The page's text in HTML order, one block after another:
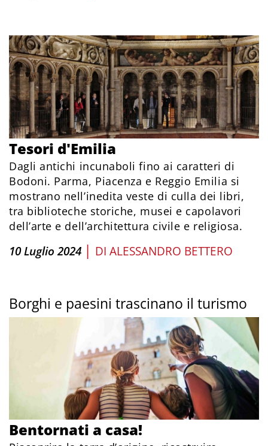
Tesori d'Emilia
Dagli antichi incunaboli fino ai caratteri di
Bodoni. Parma, Piacenza e Reggio Emilia si
mostrano nell’inedita veste di culla dei libri,
tra biblioteche storiche, musei e capolavori
dell’arte e dell’architettura civile e religiosa.
10 Luglio 2024 | DI ALESSANDRO BETTERO
Borghi e paesini trascinano il turismo
Bentornati a casa!